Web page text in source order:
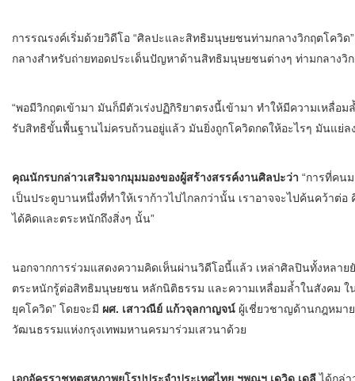
การรณรงค์เริ่มด้วยวิดีโอ “ศิลปะและสิทธิมนุษยชนท่ามกลางวิกฤตโควิ
กลางสำหรับถ่ายทอดประเด็นปัญหาด้านสิทธิมนุษยชนต่างๆ ท่ามกลาง
“พอมีวิกฤตเข้ามา มันก็มีตัวเร่งปฏิกิริยาตรงนี้เข้ามา ทำให้มีความเหลื่อ
รับสิทธิขั้นพื้นฐานไม่ครบถ้วนอยู่แล้ว มันยิ่งถูกโควิดกดให้อะไรๆ มันแย่ล
คุณนักรบกล่าวเสริมจากมุมมองของผู้สร้างสรรค์งานศิลปะว่า “การที่คน
เป็นประตูบานหนึ่งที่ทำให้เราก้าวไปไกลกว่านั้น เราอาจจะไปค้นคว้าต่
ได้คิดและตระหนักถึงสิ่งๆ นั้น”
นอกจากการร่วมแสดงความคิดเห็นผ่านวิดีโอนี้แล้ว เหล่าศิลปินทั้งหลา
ตระหนักรู้ต่อสิทธิมนุษยชน หลักนิติธรรม และความเหลื่อมล้ำในสังคม ใ
ยุคโควิด” โดยจะมี ผศ. เสาวณีย์ แก้วจุลกาญจน์ ผู้เชี่ยวชาญด้านกฎหมา
วัฒนธรรมแห่งกรุงเทพมหานครมาร่วมเสวนาด้วย